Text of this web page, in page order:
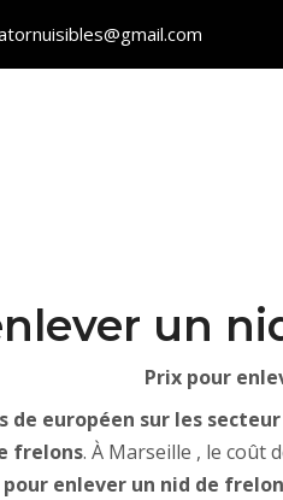
un
Prix pour
de européen sur les
frelons. À Marseille , le coût
enlever un nid de